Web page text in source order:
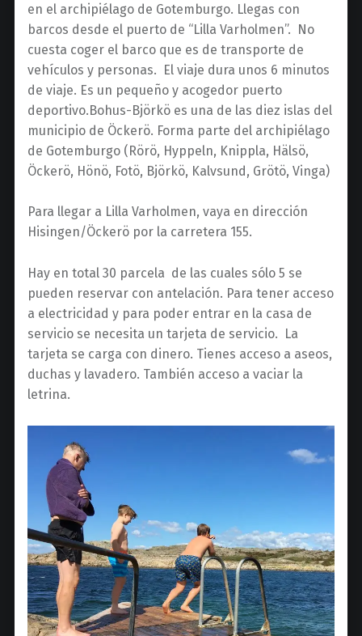
en el archipiélago de Gotemburgo. Llegas con
barcos desde el puerto de “Lilla Varholmen”. No
cuesta coger el barco que es de transporte de
vehículos y personas. El viaje dura unos 6 minutos
de viaje. Es un pequeño y acogedor puerto
deportivo.Bohus-Björkö es una de las diez islas del
municipio de Öckerö. Forma parte del archipiélago
de Gotemburgo (Rörö, Hyppeln, Knippla, Hälsö,
Öckerö, Hönö, Fotö, Björkö, Kalvsund, Grötö, Vinga)
Para llegar a Lilla Varholmen, vaya en dirección
Hisingen/Öckerö por la carretera 155.
Hay en total 30 parcela de las cuales sólo 5 se
pueden reservar con antelación. Para tener acceso
a electricidad y para poder entrar en la casa de
servicio se necesita un tarjeta de servicio. La
tarjeta se carga con dinero. Tienes acceso a aseos,
duchas y lavadero. También acceso a vaciar la
letrina.